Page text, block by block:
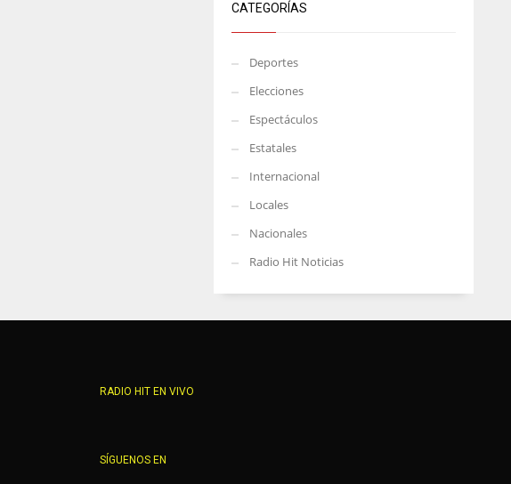
CATEGORÍAS
Deportes
Elecciones
Espectáculos
Estatales
Internacional
Locales
Nacionales
Radio Hit Noticias
RADIO HIT EN VIVO
SÍGUENOS EN